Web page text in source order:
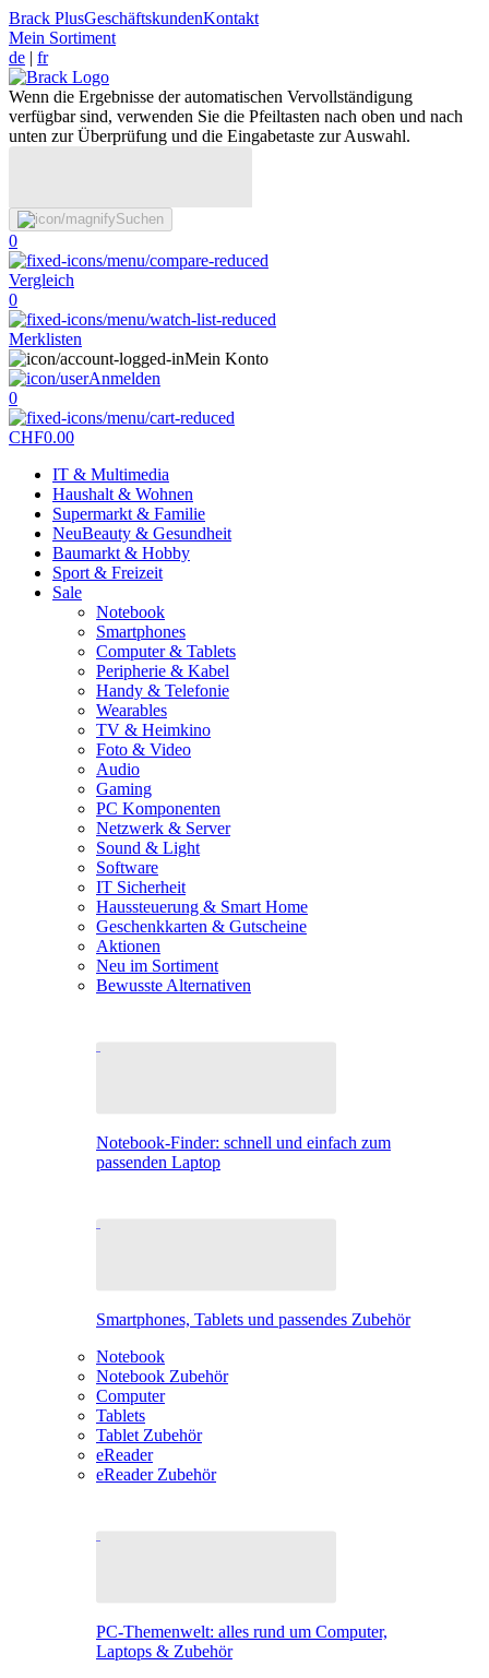
Brack PlusGeschäftskundenKontakt
Mein Sortiment
de | fr
Wenn die Ergebnisse der automatischen Vervollständigung
verfügbar sind, verwenden Sie die Pfeiltasten nach oben und nach
unten zur Überprüfung und die Eingabetaste zur Auswahl.
Suchen
0
Vergleich
0
Merklisten
Mein Konto
Anmelden
0
CHF0.00
IT & Multimedia
Haushalt & Wohnen
Supermarkt & Familie
NeuBeauty & Gesundheit
Baumarkt & Hobby
Sport & Freizeit
Sale
Notebook
Smartphones
Computer & Tablets
Peripherie & Kabel
Handy & Telefonie
Wearables
TV & Heimkino
Foto & Video
Audio
Gaming
PC Komponenten
Netzwerk & Server
Sound & Light
Software
IT Sicherheit
Haussteuerung & Smart Home
Geschenkkarten & Gutscheine
Aktionen
Neu im Sortiment
Bewusste Alternativen
Notebook-Finder: schnell und einfach zum
passenden Laptop
Smartphones, Tablets und passendes Zubehör
Notebook
Notebook Zubehör
Computer
Tablets
Tablet Zubehör
eReader
eReader Zubehör
PC-Themenwelt: alles rund um Computer,
Laptops & Zubehör